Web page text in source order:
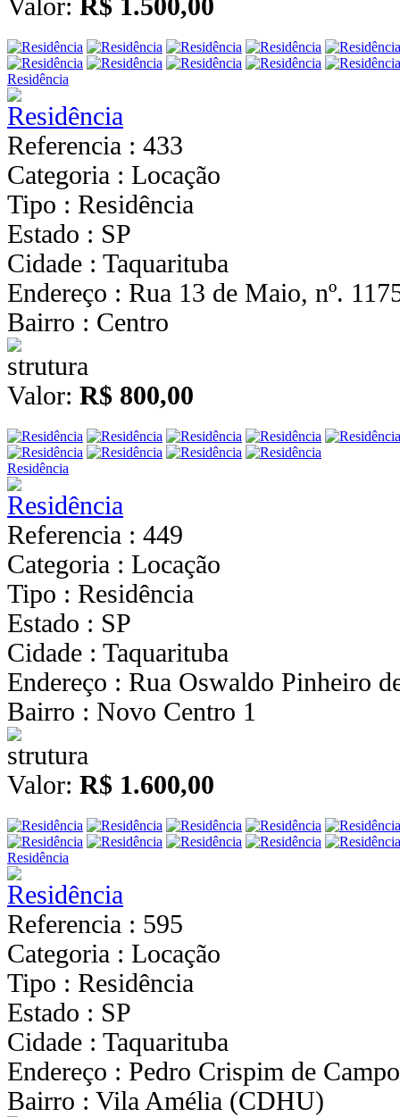
Valor: R$ 1.500,00
Residência
Referencia : 433
Categoria : Locação
Tipo : Residência
Estado : SP
Cidade : Taquarituba
Endereço : Rua 13 de Maio, nº.
Bairro : Centro
Valor: R$ 800,00
Residência
Referencia : 449
Categoria : Locação
Tipo : Residência
Estado : SP
Cidade : Taquarituba
Endereço : Rua Oswaldo Pinheiro
Bairro : Novo Centro 1
Valor: R$ 1.600,00
Residência
Referencia : 595
Categoria : Locação
Tipo : Residência
Estado : SP
Cidade : Taquarituba
Endereço : Pedro Crispim de
Bairro : Vila Amélia (CDHU)